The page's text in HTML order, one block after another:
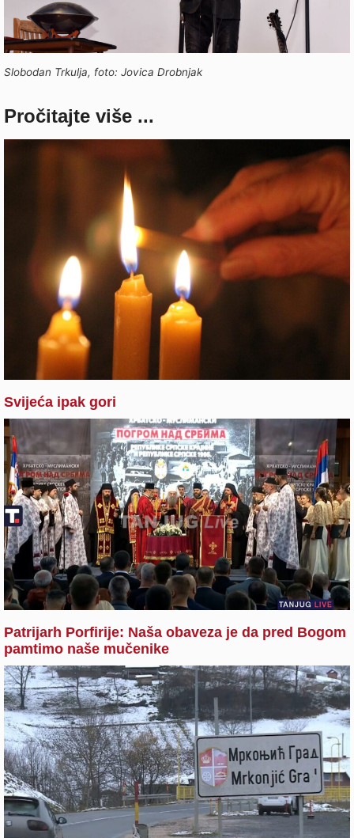
Slobodan Trkulja, foto: Jovica Drobnjak
Pročitajte više ...
Svijeća ipak gori
Patrijarh Porfirije: Naša obaveza je da pred Bogom
pamtimo naše mučenike